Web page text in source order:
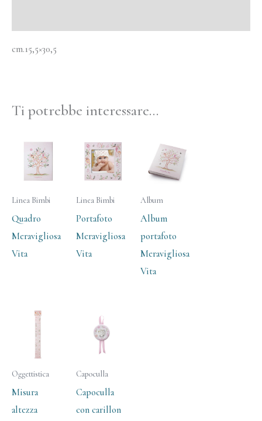
cm.15,5×30,5
Ti potrebbe interessare…
Linea Bimbi
Quadro
Meravigliosa
Vita
Linea Bimbi
Portafoto
Meravigliosa
Vita
Album
Album
portafoto
Meravigliosa
Vita
Oggettistica
Misura
altezza
Capoculla
Capoculla
con carillon